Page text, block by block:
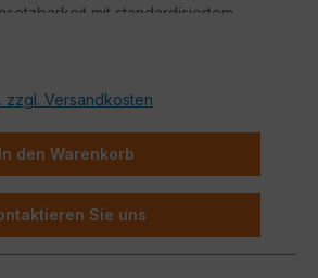
mit standardisiertem
zzgl. Versandkosten
In den Warenkorb
Sie uns